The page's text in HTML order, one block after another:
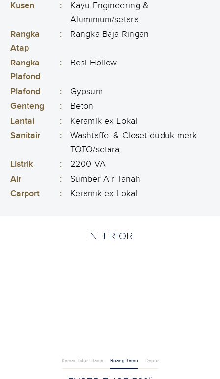
Kusen :
Kayu Engineering &
Aluminium/setara
Rangka
Atap
: Rangka Baja Ringan
Rangka
Plafond
: Besi Hollow
Plafond :
Gypsum
Genteng
:
Beton
Lantai
:
Keramik ex Lokal
Sanitair
:
Washtaffel & Closet duduk merk
TOTO/setara
Listrik
:
2200 VA
Air
:
Sumber Air Tanah
Carport
: Keramik ex Lokal
INTERIOR
Kamar Tidur Utama Ruang Tamu Dapur